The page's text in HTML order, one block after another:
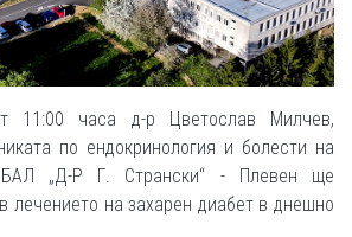
11:00 часа д-р Цветослав Милчев,
по ендокринология и болести на
„Д-Р Г. Странски“ - Плевен ще
лечението на захарен диабет в днешно